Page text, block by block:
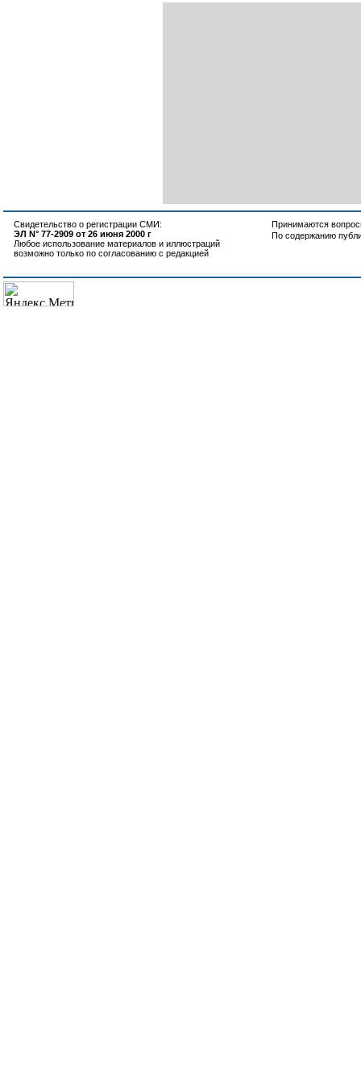
Свидетельство о регистрации СМИ:
ЭЛ N° 77-2909 от 26 июня 2000 г
Любое использование материалов и иллюстраций
возможно только по согласованию с редакцией
Принимаются
По содержанию